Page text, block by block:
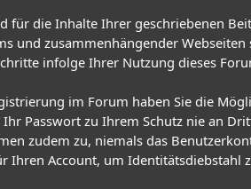
für die Inhalte Ihrer geschriebenen
und zusammenhängender
infolge Ihrer Nutzung dieses
im Forum haben Sie die
Passwort zu Ihrem Schutz nie an
zudem zu, niemals das
Ihren Account, um Identitätsdiebstahl